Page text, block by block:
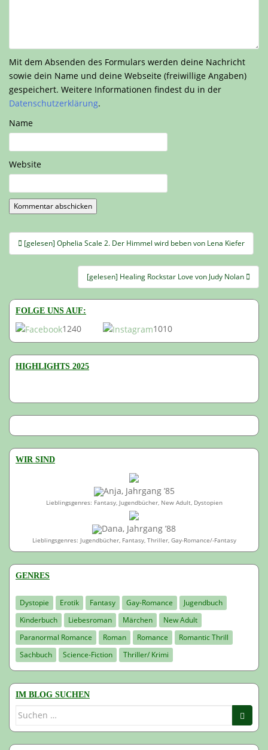
Mit dem Absenden des Formulars werden deine Nachricht
sowie dein Name und deine Webseite (freiwillige Angaben)
gespeichert. Weitere Informationen findest du in der
Datenschutzerklärung.
Name
Website
Beitragsnavigation
[gelesen] Ophelia Scale 2. Der Himmel wird beben von Lena Kiefer
[gelesen] Healing Rockstar Love von Judy Nolan
FOLGE UNS AUF:
1240 1010
HIGHLIGHTS 2025
WIR SIND
Anja, Jahrgang ’85
Lieblingsgenres: Fantasy, Jugendbücher, New Adult, Dystopien
Dana, Jahrgang ’88
Lieblingsgenres: Jugendbücher, Fantasy, Thriller, Gay-Romance/-Fantasy
GENRES
Dystopie Erotik Fantasy Gay-Romance
Jugendbuch
Kinderbuch
Liebesroman Märchen
New Adult
Paranormal Romance
Roman Romance
Romantic Thrill
Sachbuch
Science-Fiction Thriller/ Krimi
IM BLOG SUCHEN
Suchen